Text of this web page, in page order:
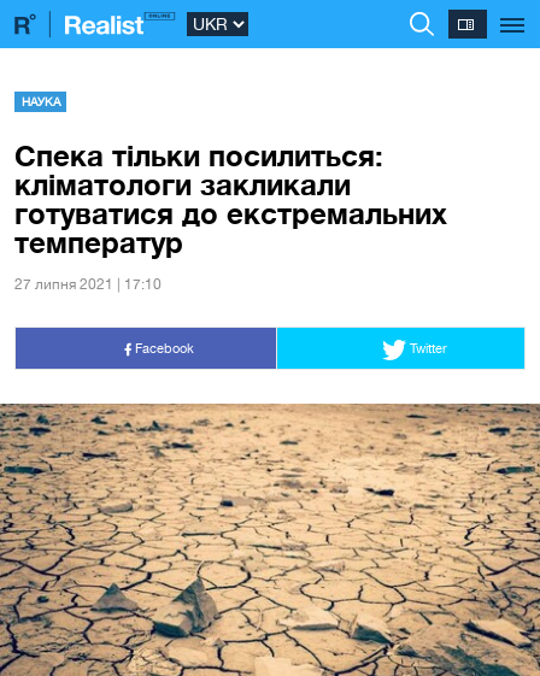
НАУКА
Спека тільки посилиться:
кліматологи закликали
готуватися до екстремальних
температур
27 липня 2021 | 17:10
Facebook Twitter